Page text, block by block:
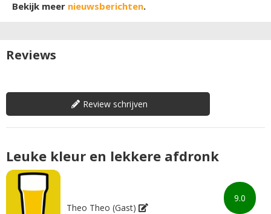
Bekijk meer nieuwsberichten.
Reviews
Review schrijven
9.0
Leuke kleur en lekkere afdronk
Theo Theo (Gast)